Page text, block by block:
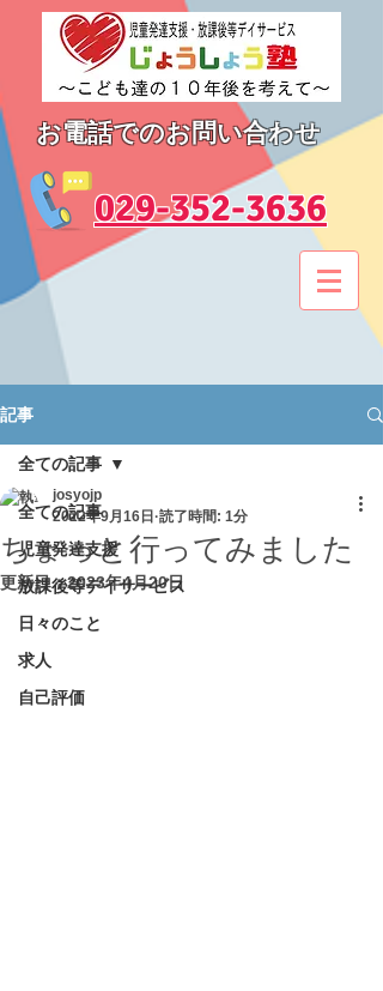
お電話でのお問い合わせ
​029-352-3636
記事
全ての記事
児童発達支援
放課後等デイサービス
日々のこと
求人
自己評価
全ての記事
ちょっと行ってみました
josyojp
2022年9月16日 読了時間: 1分
更新日：2023年4月20日